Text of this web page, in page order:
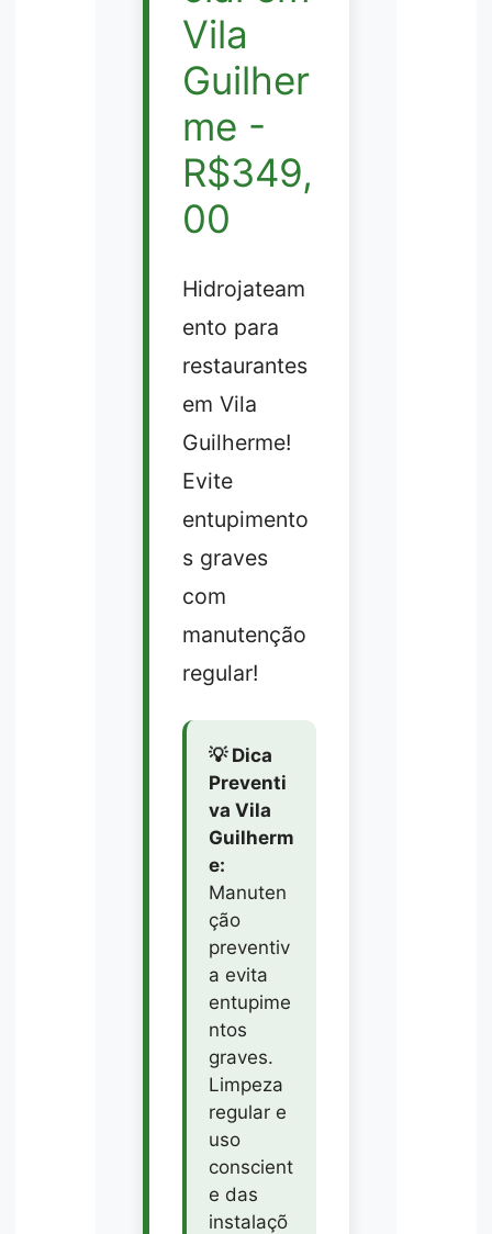
Vila
Guilher
me -
R$349,
00
Hidrojateam
ento para
restaurantes
em Vila
Guilherme!
Evite
entupimento
s graves
com
manutenção
regular!
💡 Dica
Preventi
va Vila
Guilherm
e:
Manuten
ção
preventiv
a evita
entupime
ntos
graves.
Limpeza
regular e
uso
conscient
e das
instalaçõ